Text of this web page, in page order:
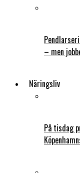
– men
Näringsliv
På tisdag